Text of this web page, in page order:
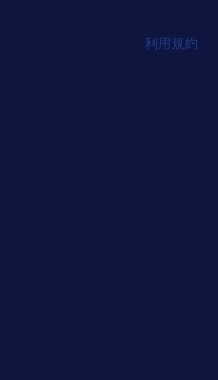
利用規約